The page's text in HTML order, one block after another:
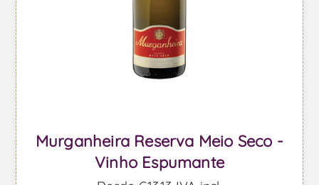
Murganheira Reserva Meio Seco -
Vinho Espumante